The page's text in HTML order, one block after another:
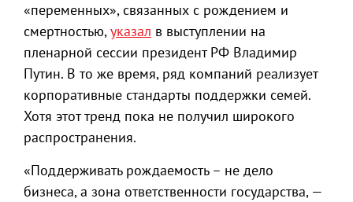
«переменных», связанных с рождением и
смертностью,указал в выступлении на
пленарной сессии президент РФ Владимир
Путин. В то же время, ряд компаний реализует
корпоративные стандарты поддержки семей.
Хотя этот тренд пока не получил широкого
распространения.
«Поддерживать рождаемость – не дело
бизнеса, а зона ответственности государства, —